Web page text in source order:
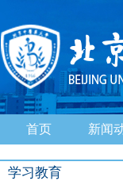
首页 新闻
学习教育